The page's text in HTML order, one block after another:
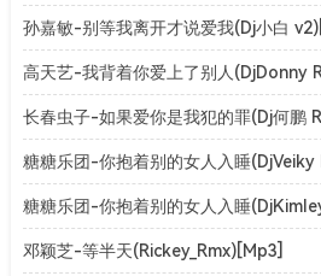
孙嘉敏-别等我离开才说爱我(Dj小白
高天艺-我背着你爱上了别人(DjDonny
长春虫子-如果爱你是我犯的罪(Dj何鹏
糖糖乐团-你抱着别的女人入睡(DjVeiky
糖糖乐团-你抱着别的女人入睡
邓颖芝-等半天(Rickey_Rmx)[Mp3]